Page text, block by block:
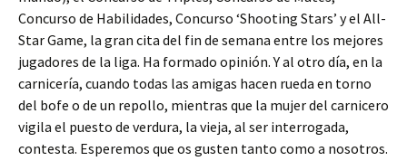
Concurso de Habilidades, Concurso ‘Shooting Stars’ y el All-
Star Game, la gran cita del fin de semana entre los mejores
jugadores de la liga. Ha formado opinión. Y al otro día, en la
carnicería, cuando todas las amigas hacen rueda en torno
del bofe o de un repollo, mientras que la mujer del carnicero
vigila el puesto de verdura, la vieja, al ser interrogada,
contesta. Esperemos que os gusten tanto como a nosotros.